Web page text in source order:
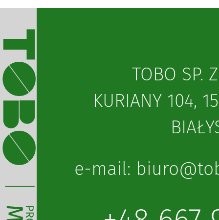
TOBO SP.
KURIANY 104,
lp.obot@oruib